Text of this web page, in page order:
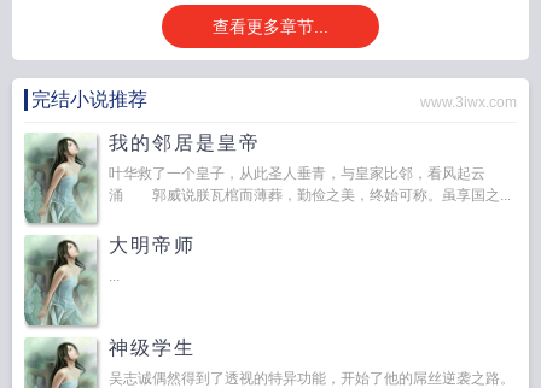
查看更多章节...
完结小说推荐 www.3iwx.com
我的邻居是皇帝
叶华救了一个皇子，从此圣人垂青，与皇家比邻，看风起云
涌 郭威说朕瓦棺而薄葬，勤俭之美，终始可称。虽享国之...
大明帝师
...
神级学生
吴志诚偶然得到了透视的特异功能，开始了他的屌丝逆袭之路。